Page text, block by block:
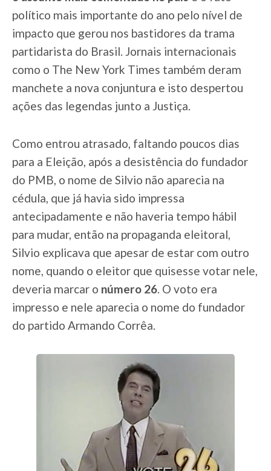
político mais importante do ano pelo nível de
impacto que gerou nos bastidores da trama
partidarista do Brasil. Jornais internacionais
como o The New York Times também deram
manchete a nova conjuntura e isto despertou
ações das legendas junto a Justiça.
Como entrou atrasado, faltando poucos dias
para a Eleição, após a desistência do fundador
do PMB, o nome de Silvio não aparecia na
cédula, que já havia sido impressa
antecipadamente e não haveria tempo hábil
para mudar, então na propaganda eleitoral,
Silvio explicava que apesar de estar com outro
nome, quando o eleitor que quisesse votar nele,
deveria marcar o número 26. O voto era
impresso e nele aparecia o nome do fundador
do partido Armando Corrêa.